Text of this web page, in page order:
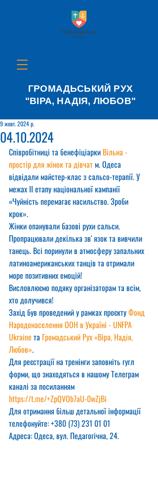
ГРОМАДЬСЬКИЙ РУХ
"ВІРА, НАДІЯ, ЛЮБОВ"
04.10.2024
9 жовт. 2024 р.
Співробітниці та бенефіціарки Вільна -
простір для жінок та дівчат м. Одеса
відвідали майстер-клас з сальсо-терапії. У
межах II етапу національної кампанії
«Чуйність перемагає насильство. Зроби
крок».
Жінки опанували базові рухи сальси.
Пропрацювали декілька звʼязок та вивчили
танець. Всі поринули в атмосферу запальних
латиноамериканських танців та отримали
море позитивних емоцій!
Висловлюємо подяку організаторам та всім,
хто долучився!
Захід був проведений у рамках проєкту Фонд
Народонаселення ООН в Україні - UNFPA
Ukraine та Громадський Рух «Віра, Надія,
Любов».
Для реєстрації на тренінги заповніть гугл
форми, що знаходяться в нашому Телеграм
каналі за посиланням
https://t.me/+ZpQVOb7aU-0wZjBi
Для отримання більш детальної інформації
телефонуйте: +380 (73) 231 01 01
Адреса: Одеса, вул. Педагогічна, 24.